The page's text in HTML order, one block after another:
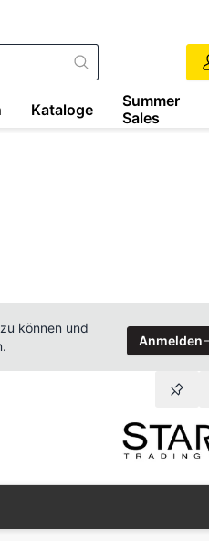
Kataloge
Summer
Sales
können und
Anmelden